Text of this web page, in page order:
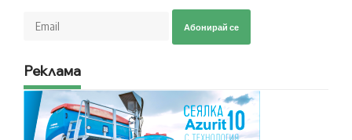
Абонирай се
Реклама